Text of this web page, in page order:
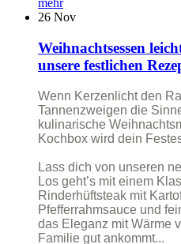
mehr
26 Nov
Weihnachtsessen
unsere festlichen
Wenn Kerzenlicht den
Tannenzweigen die
kulinarische
Kochbox wird dein
Lass dich von unseren
Los geht’s mit einem
Rinderhüftsteak mit
Pfefferrahmsauce und
das Eleganz mit Wärme
Familie gut ankommt...